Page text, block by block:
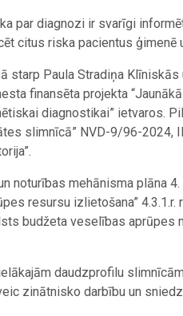
par diagnozi ir svarīgi
citus riska pacientus
Paula Stradiņa
finansēta projekta
diagnostikai” ietvaros.
slimnīcā” NVD-9/96-2024,
mehānisma plāna
resursu izlietošana”
budžeta veselības aprūpes
daudzprofilu
zinātnisko darbību un